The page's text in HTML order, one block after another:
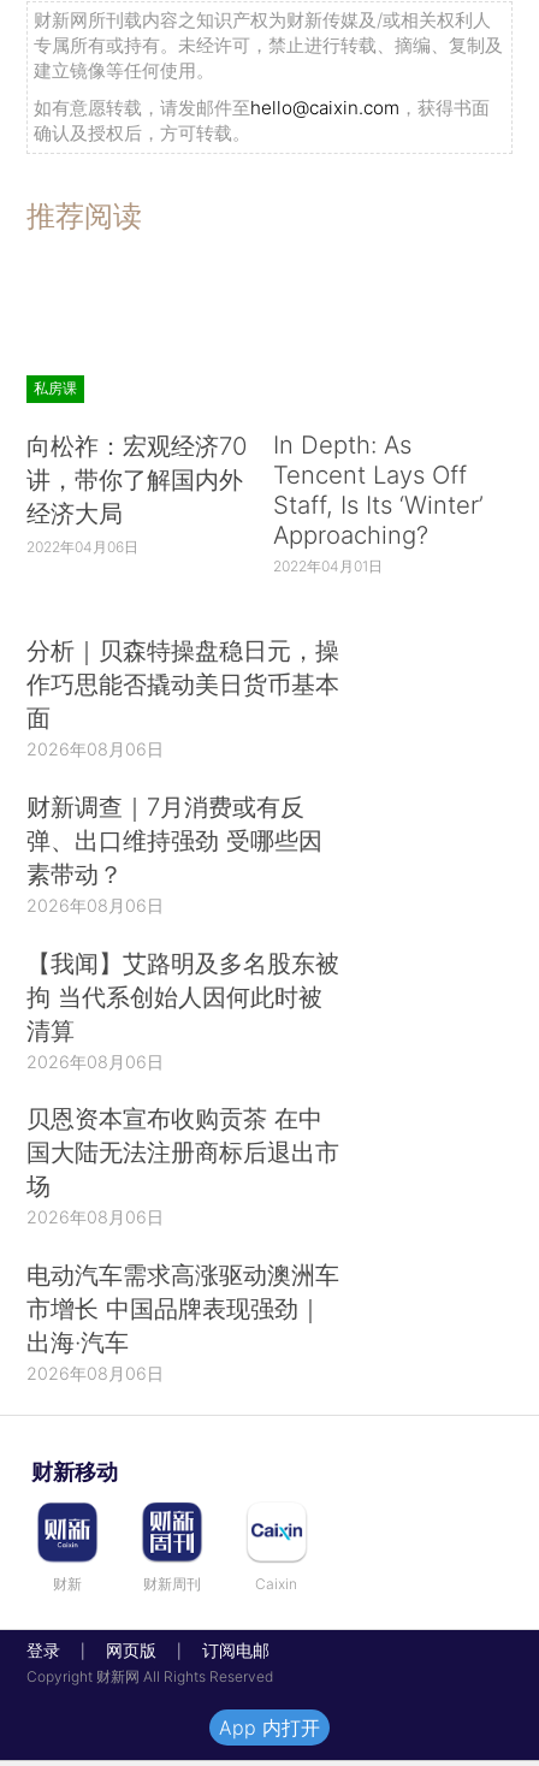
财新网所刊载内容之知识产权为财新传媒及/或相关权利人
专属所有或持有。未经许可，禁止进行转载、摘编、复制及
建立镜像等任何使用。
如有意愿转载，请发邮件至hello@caixin.com ，获得书面
确认及授权后，方可转载。
推荐阅读
私房课
向松祚：宏观经济70
讲，带你了解国内外
经济大局
2022年04月06日
In Depth: As
Tencent Lays Off
Staff, Is Its ‘Winter’
Approaching?
2022年04月01日
分析｜贝森特操盘稳日元，操
作巧思能否撬动美日货币基本
面
2026年08月06日
财新调查｜7月消费或有反
弹、出口维持强劲 受哪些因
素带动？
2026年08月06日
【我闻】艾路明及多名股东被
拘 当代系创始人因何此时被
清算
2026年08月06日
贝恩资本宣布收购贡茶 在中
国大陆无法注册商标后退出市
场
2026年08月06日
电动汽车需求高涨驱动澳洲车
市增长 中国品牌表现强劲｜
出海·汽车
2026年08月06日
财新移动
财新 财新周刊 Caixin
登录 网页版 订阅电邮
Copyright 财新网 All Rights Reserved
App 内打开